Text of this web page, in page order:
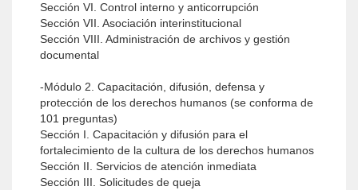
Sección VI. Control interno y anticorrupción
Sección VII. Asociación interinstitucional
Sección VIII. Administración de archivos y gestión
documental
-Módulo 2. Capacitación, difusión, defensa y
protección de los derechos humanos (se conforma de
101 preguntas)
Sección I. Capacitación y difusión para el
fortalecimiento de la cultura de los derechos humanos
Sección II. Servicios de atención inmediata
Sección III. Solicitudes de queja